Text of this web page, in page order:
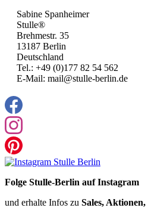
Sabine Spanheimer
Stulle®
Brehmestr. 35
13187 Berlin
Deutschland
Tel.: +49 (0)177 82 54 562
E-Mail: mail@stulle-berlin.de
Folge Stulle-Berlin auf Instagram
und erhalte Infos zu Sales,